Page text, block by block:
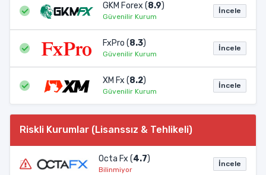
GKM Forex (8.9)
Güvenilir Kurum
İncele
FxPro (8.3)
Güvenilir Kurum
İncele
XM Fx (8.2)
Güvenilir Kurum
İncele
Riskli Kurumlar (Lisanssız & Tehlikeli)
Octa Fx (4.7)
Bilinmiyor
İncele